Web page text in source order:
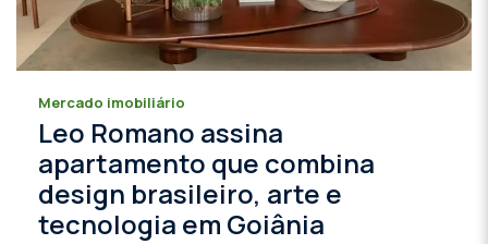
Mercado imobiliário
Leo Romano assina
apartamento que combina
design brasileiro, arte e
tecnologia em Goiânia